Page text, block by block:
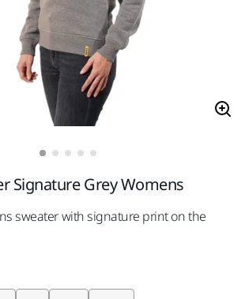
Signature Grey Womens
sweater with signature print on the